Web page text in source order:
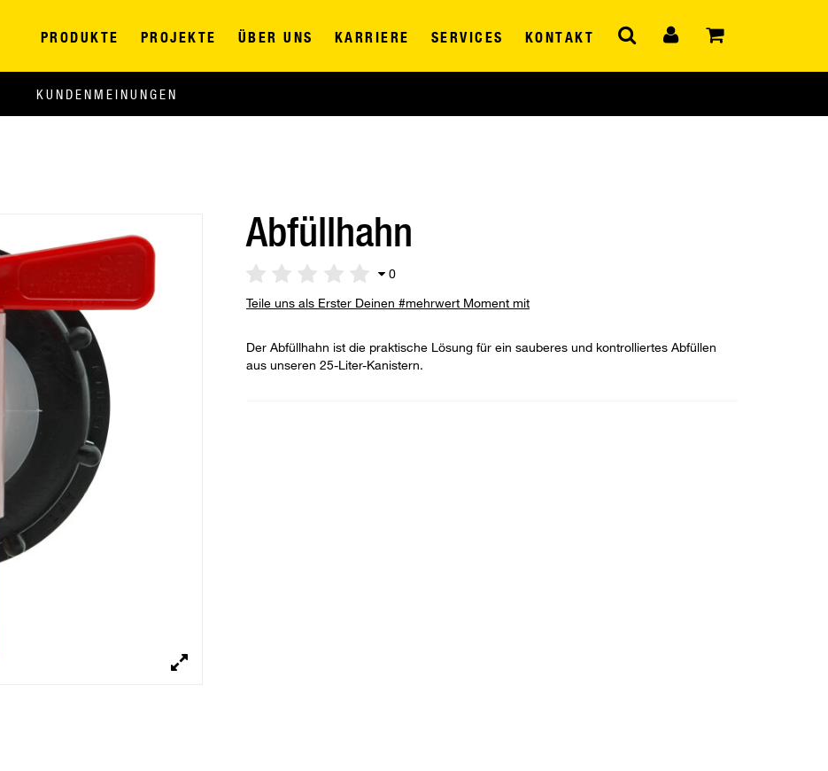
PRODUKTE PROJEKTE ÜBER UNS KARRIERE SERVICES KONTAKT
KUNDENMEINUNGEN
Abfüllhahn
0
Teile uns als Erster Deinen #mehrwert Moment mit
Der Abfüllhahn ist die praktische Lösung für ein sauberes und kontrolliertes Abfüllen
aus unseren 25-Liter-Kanistern.